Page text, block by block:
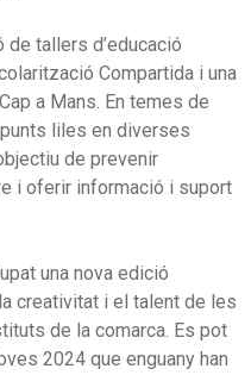
tallers d’educació
Compartida i una
a Mans. En temes de
liles en diverses
de prevenir
i oferir informació i suport
una nova edició
creativitat i el talent de les
de la comarca. Es pot
2024 que enguany han